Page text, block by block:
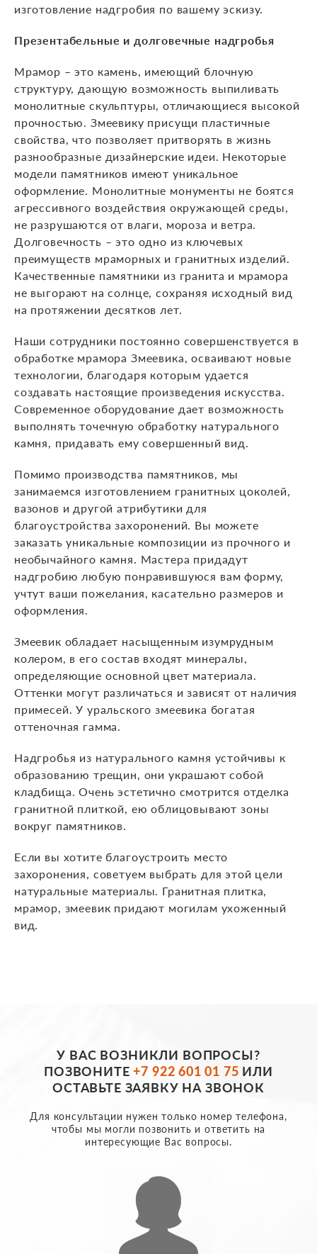
изготовление надгробия по вашему эскизу.
Презентабельные и долговечные надгробья
Мрамор – это камень, имеющий блочную
структуру, дающую возможность выпиливать
монолитные скульптуры, отличающиеся высокой
прочностью. Змеевику присущи пластичные
свойства, что позволяет притворять в жизнь
разнообразные дизайнерские идеи. Некоторые
модели памятников имеют уникальное
оформление. Монолитные монументы не боятся
агрессивного воздействия окружающей среды,
не разрушаются от влаги, мороза и ветра.
Долговечность – это одно из ключевых
преимуществ мраморных и гранитных изделий.
Качественные памятники из гранита и мрамора
не выгорают на солнце, сохраняя исходный вид
на протяжении десятков лет.
Наши сотрудники постоянно совершенствуется в
обработке мрамора Змеевика, осваивают новые
технологии, благодаря которым удается
создавать настоящие произведения искусства.
Современное оборудование дает возможность
выполнять точечную обработку натурального
камня, придавать ему совершенный вид.
Помимо производства памятников, мы
занимаемся изготовлением гранитных цоколей,
вазонов и другой атрибутики для
благоустройства захоронений. Вы можете
заказать уникальные композиции из прочного и
необычайного камня. Мастера придадут
надгробию любую понравившуюся вам форму,
учтут ваши пожелания, касательно размеров и
оформления.
Змеевик обладает насыщенным изумрудным
колером, в его состав входят минералы,
определяющие основной цвет материала.
Оттенки могут различаться и зависят от наличия
примесей. У уральского змеевика богатая
оттеночная гамма.
Надгробья из натурального камня устойчивы к
образованию трещин, они украшают собой
кладбища. Очень эстетично смотрится отделка
гранитной плиткой, ею облицовывают зоны
вокруг памятников.
Если вы хотите благоустроить место
захоронения, советуем выбрать для этой цели
натуральные материалы. Гранитная плитка,
мрамор, змеевик придают могилам ухоженный
вид.
У ВАС ВОЗНИКЛИ ВОПРОСЫ?
ПОЗВОНИТЕ+7 922 601 01 75 ИЛИ
ОСТАВЬТЕ ЗАЯВКУ НА ЗВОНОК
Для консультации нужен только номер телефона,
чтобы мы могли позвонить и ответить на
интересующие Вас вопросы.